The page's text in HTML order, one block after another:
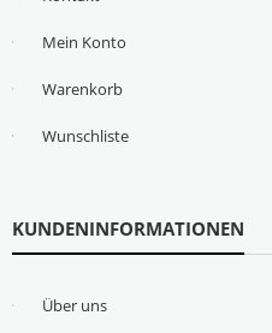
Mein Konto
Warenkorb
Wunschliste
KUNDENINFORMATIONEN
Über uns